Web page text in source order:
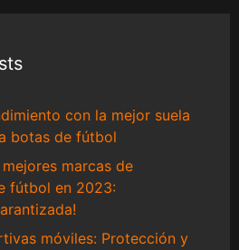
con la mejor suela
botas de fútbol
marcas de
fútbol en 2023:
móviles: Protección y